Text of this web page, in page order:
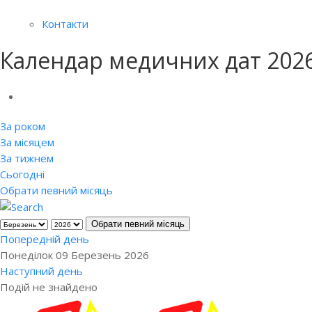
Контакти
Календар медичних дат
За роком
За місяцем
За тижнем
Сьогодні
Обрати певний місяць
Обрати певний місяць
Попередній день
Понеділок 09 Березень 2026
Наступний день
Подій не знайдено